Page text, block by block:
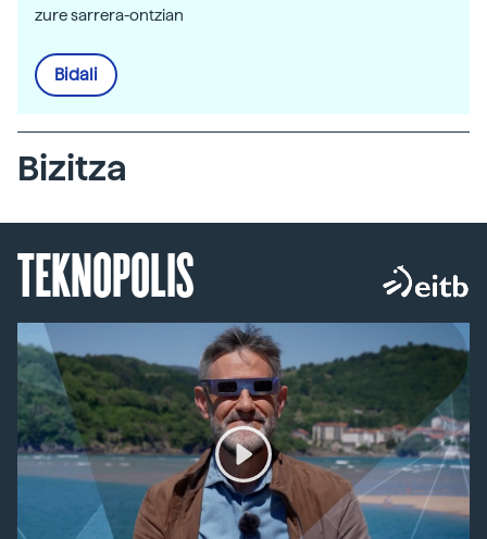
zure sarrera-ontzian
Bidali
Bizitza
TEKNOPOLIS